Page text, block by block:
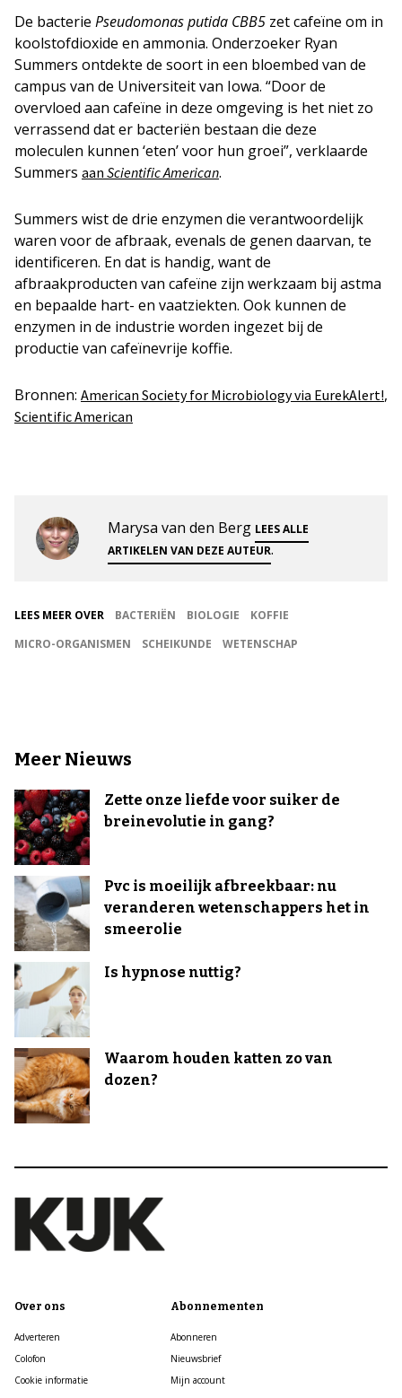
De bacterie Pseudomonas putida CBB5 zet cafeïne om in
koolstofdioxide en ammonia. Onderzoeker Ryan
Summers ontdekte de soort in een bloembed van de
campus van de Universiteit van Iowa. “Door de
overvloed aan cafeïne in deze omgeving is het niet zo
verrassend dat er bacteriën bestaan die deze
moleculen kunnen ‘eten’ voor hun groei”, verklaarde
Summers aan Scientific American.
Summers wist de drie enzymen die verantwoordelijk
waren voor de afbraak, evenals de genen daarvan, te
identificeren. En dat is handig, want de
afbraakproducten van cafeïne zijn werkzaam bij astma
en bepaalde hart- en vaatziekten. Ook kunnen de
enzymen in de industrie worden ingezet bij de
productie van cafeïnevrije koffie.
Bronnen: American Society for Microbiology via EurekAlert!,
Scientific American
Marysa van den Berg LEES ALLE
ARTIKELEN VAN DEZE AUTEUR.
LEES MEER OVER BACTERIËN BIOLOGIE
KOFFIE
MICRO-ORGANISMEN
SCHEIKUNDE WETENSCHAP
Meer Nieuws
Zette onze liefde voor suiker de
breinevolutie in gang?
Pvc is moeilijk afbreekbaar: nu
veranderen wetenschappers het in
smeerolie
Is hypnose nuttig?
Waarom houden katten zo van
dozen?
Over ons
Adverteren
Colofon
Cookie informatie
Abonnementen
Abonneren
Nieuwsbrief
Mijn account